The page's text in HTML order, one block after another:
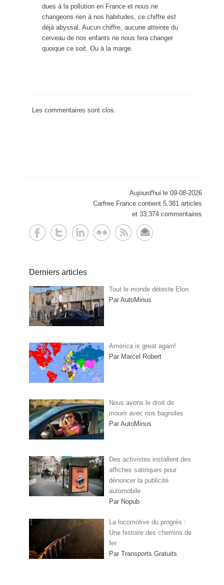
dues à la pollution en France et nous ne
changeons rien à nos habitudes, ce chiffre est
déjà abyssal. Aucun chiffre, aucune atteinte du
cerveau de nos enfants ne nous fera changer
quoique ce soit. Ou à la marge.
Les commentaires sont clos.
Aujourd'hui le 09-08-2026
Carfree France contient 5,381 articles
et 33,374 commentaires
Derniers articles
Tout le monde déteste Elon
Par AutoMinus
America is great again!
Par Marcel Robert
Nous avons le droit de
mourir avec nos bagnoles
Par AutoMinus
Des activistes installent des
affiches satiriques pour
dénoncer la publicité
automobile
Par Nopub
La locomotive du progrès :
Une histoire des chemins de
fer
Par Transports Gratuits